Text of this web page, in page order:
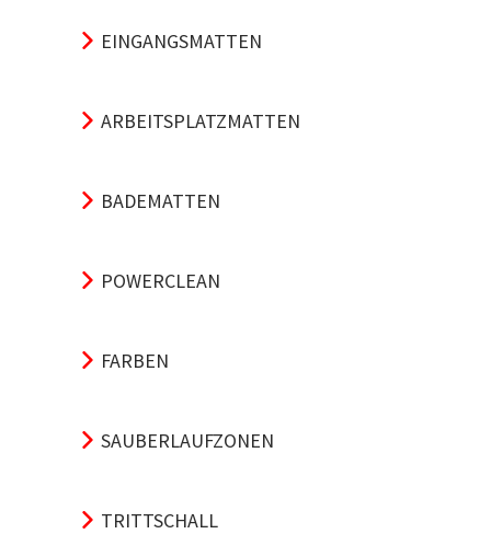
EINGANGSMATTEN
ARBEITSPLATZMATTEN
BADEMATTEN
POWERCLEAN
FARBEN
SAUBERLAUFZONEN
TRITTSCHALL